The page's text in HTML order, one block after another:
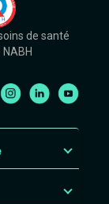
de santé